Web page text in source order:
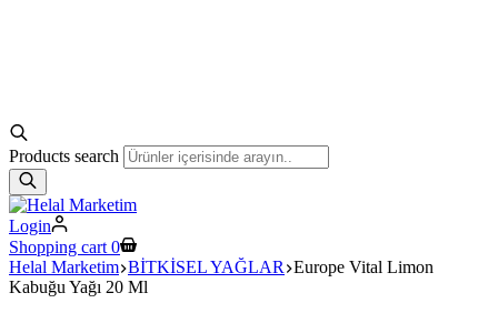
Products search
Login
Shopping cart 0
Helal Marketim BİTKİSEL YAĞLAR Europe Vital Limon
Kabuğu Yağı 20 Ml